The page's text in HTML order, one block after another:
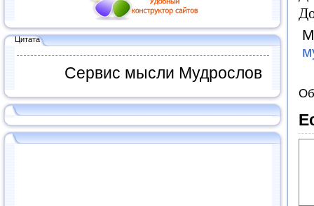
Цитата
Сервис мысли Мудрослов